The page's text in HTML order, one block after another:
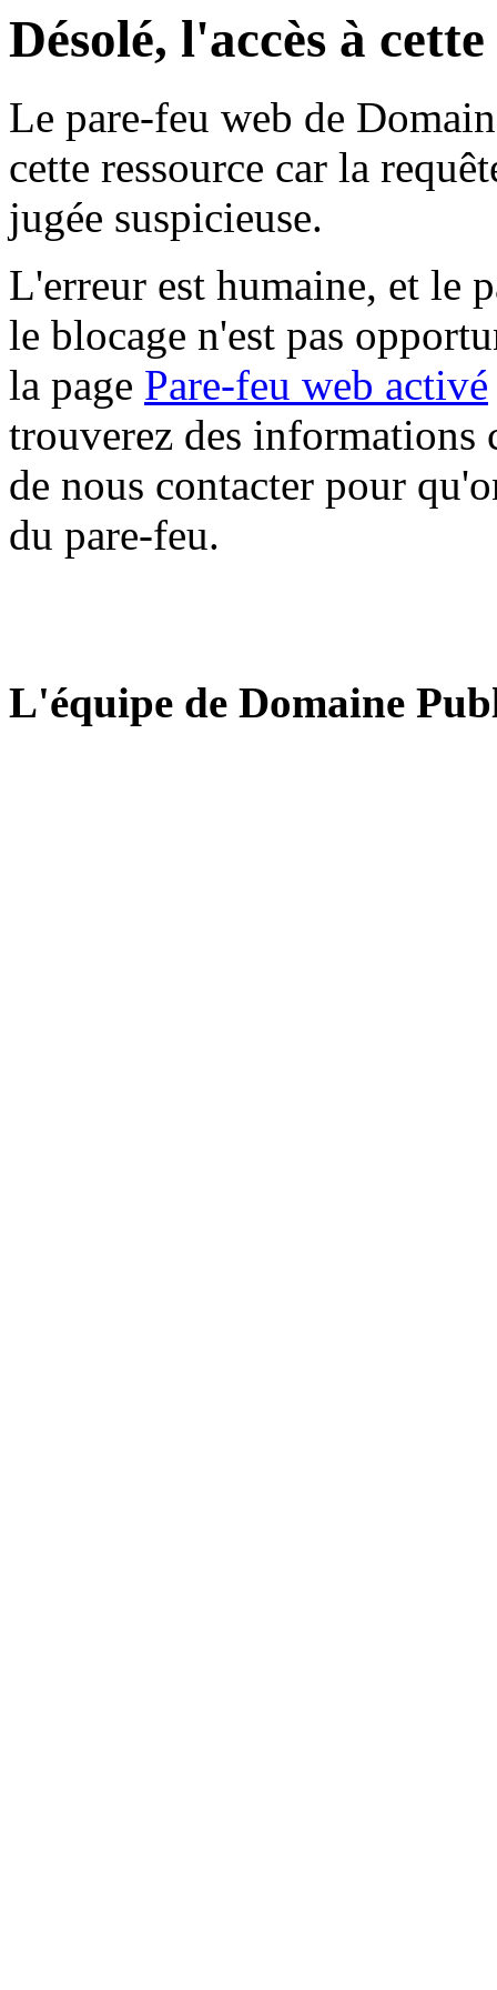
Désolé, l'accès à
Le pare-feu web de
cette ressource car la
jugée suspicieuse.
L'erreur est humaine, et le
le blocage n'est pas
la page Pare-feu web activé
trouverez des informations
de nous contacter pour
du pare-feu.
L'équipe de Domaine